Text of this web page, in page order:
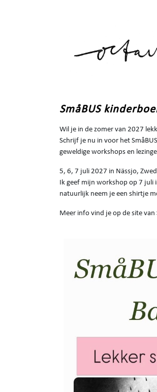
SmåBUS
Wil je in de zomer van 2027
Schrijf je nu in voor het
geweldige workshops en
5, 6, 7 juli 2027 in Nässjo,
Ik geef mijn workshop op 7 juli
natuurlijk neem je een shirtje
Meer info vind je op de site van